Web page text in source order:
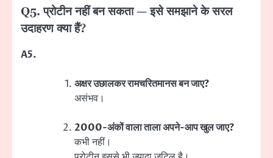
Q5. प्रोटीन नहीं बन सकता — इसे समझाने के सरल
उदाहरण क्या हैं?
A5.
अक्षर उछालकर रामचरितमानस बन जाए?
असंभव।
2000-अंकों वाला ताला अपने-आप खुल जाए?
कभी नहीं।